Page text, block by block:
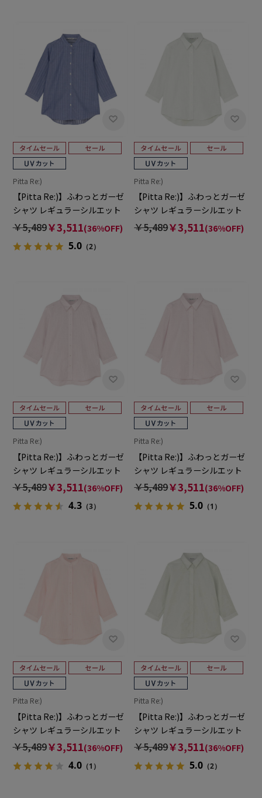
Pitta Re:)
【Pitta Re:)】ふわっとガーゼ
シャツ レギュラーシルエット
七分袖 綿100% レディース カ
ジュアルシャツ
￥5,489￥3,511(36%OFF)
5.0（2）
Pitta Re:)
【Pitta Re:)】ふわっとガーゼ
シャツ レギュラーシルエット
七分袖 綿100% レディース カ
ジュアルシャツ
￥5,489￥3,511(36%OFF)
Pitta Re:)
【Pitta Re:)】ふわっとガーゼ
シャツ レギュラーシルエット
七分袖 綿100% レディース カ
ジュアルシャツ
￥5,489￥3,511(36%OFF)
4.3（3）
Pitta Re:)
【Pitta Re:)】ふわっとガーゼ
シャツ レギュラーシルエット
七分袖 綿100% レディース カ
ジュアルシャツ
￥5,489￥3,511(36%OFF)
5.0 （1）
Pitta Re:)
【Pitta Re:)】ふわっとガーゼ
シャツ レギュラーシルエット
七分袖 綿100% レディース カ
ジュアルシャツ
￥5,489￥3,511(36%OFF)
4.0（1）
Pitta Re:)
【Pitta Re:)】ふわっとガーゼ
シャツ レギュラーシルエット
七分袖 綿100% レディース カ
ジュアルシャツ
￥5,489￥3,511(36%OFF)
5.0 （2）